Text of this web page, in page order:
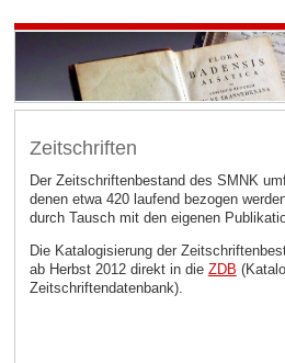
Zeitschriften
Der Zeitschriftenbestand des SMNK
denen etwa 420 laufend bezogen
durch Tausch mit den eigenen
Die Katalogisierung der
ab Herbst 2012 direkt in die ZDB
Zeitschriftendatenbank).